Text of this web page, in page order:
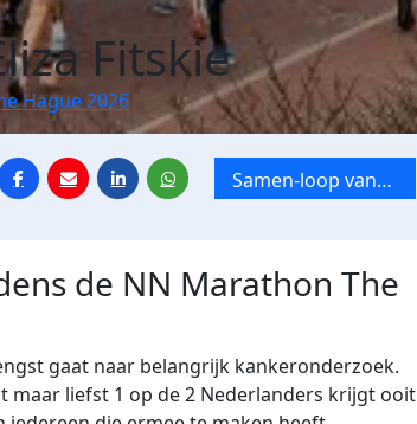
Fitskie
Hague 2026
Samen-loop van
omstandigheden
de NN Marathon The
gaat naar belangrijk kankeronderzoek.
maar liefst 1 op de 2 Nederlanders krijgt ooit